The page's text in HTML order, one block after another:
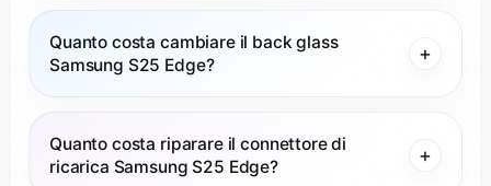
Quanto costa cambiare il back glass
Samsung S25 Edge?
Quanto costa riparare il connettore di
ricarica Samsung S25 Edge?